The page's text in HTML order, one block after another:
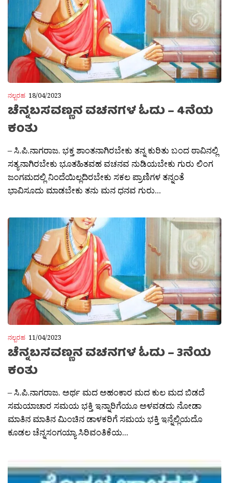
ನಲ್ಬರಹ 18/04/2023
ಚೆನ್ನಬಸವಣ್ಣನ ವಚನಗಳ ಓದು – 4ನೆಯ
ಕಂತು
– ಸಿ.ಪಿ.ನಾಗರಾಜ. ಭಕ್ತ ಶಾಂತನಾಗಿರಬೇಕು ತನ್ನ ಕುರಿತು ಬಂದ ಠಾವಿನಲ್ಲಿ
ಸತ್ಯನಾಗಿರಬೇಕು ಭೂತಹಿತವಹ ವಚನವ ನುಡಿಯಬೇಕು ಗುರು ಲಿಂಗ
ಜಂಗಮದಲ್ಲಿ ನಿಂದೆಯಿಲ್ಲದಿರಬೇಕು ಸಕಲ ಪ್ರಾಣಿಗಳ ತನ್ನಂತೆ
ಭಾವಿಸೂದು ಮಾಡಬೇಕು ತನು ಮನ ಧನವ ಗುರು...
ನಲ್ಬರಹ 11/04/2023
ಚೆನ್ನಬಸವಣ್ಣನ ವಚನಗಳ ಓದು – 3ನೆಯ
ಕಂತು
– ಸಿ.ಪಿ.ನಾಗರಾಜ. ಅರ್ಥ ಮದ ಅಹಂಕಾರ ಮದ ಕುಲ ಮದ ಬಿಡದೆ
ಸಮಯಾಚಾರ ಸಮಯ ಭಕ್ತಿ ಇನ್ನಾರಿಗೆಯೂ ಅಳವಡದು ನೋಡಾ
ಮಾತಿನ ಮಾತಿನ ಮಿಂಚಿನ ಡಾಳಕರಿಗೆ ಸಮಯ ಭಕ್ತಿ ಇನ್ನೆಲ್ಲಿಯದೊ
ಕೂಡಲ ಚೆನ್ನಸಂಗಯ್ಯಾ ಸಿರಿವಂತಿಕೆಯ...